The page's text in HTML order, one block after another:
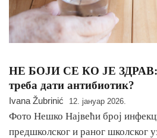
НЕ БОЈИ СЕ КО ЈЕ ЗДРАВ:
треба дати антибиотик?
Ivana Žubrinić 12. јануар 2026.
Фото Нешко Највећи број
предшколског и раног школског